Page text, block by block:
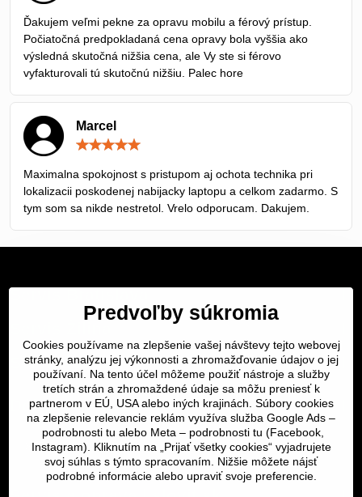
5
Ďakujem veľmi pekne za opravu mobilu a férový prístup.
Počiatočná predpokladaná cena opravy bola vyššia ako
výsledná skutočná nižšia cena, ale Vy ste si férovo
vyfakturovali tú skutočnú nižšiu. Palec hore
Marcel
5
Maximalna spokojnost s pristupom aj ochota technika pri
lokalizacii poskodenej nabijacky laptopu a celkom zadarmo. S
tym som sa nikde nestretol. Vrelo odporucam. Dakujem.
Servis Bratislava
Servis Košice
Dôležité odkazy
SERVIS KURIÉROM
Predvoľby súkromia
Cookies používame na zlepšenie vašej návštevy tejto webovej
stránky, analýzu jej výkonnosti a zhromažďovanie údajov o jej
používaní. Na tento účel môžeme použiť nástroje a služby
tretích strán a zhromaždené údaje sa môžu preniesť k
partnerom v EÚ, USA alebo iných krajinách. Súbory cookies
na zlepšenie relevancie reklám využíva služba Google Ads –
podrobnosti tu alebo Meta – podrobnosti tu (Facebook,
Instagram). Kliknutím na „Prijať všetky cookies“ vyjadrujete
svoj súhlas s týmto spracovaním. Nižšie môžete nájsť
podrobné informácie alebo upraviť svoje preferencie.